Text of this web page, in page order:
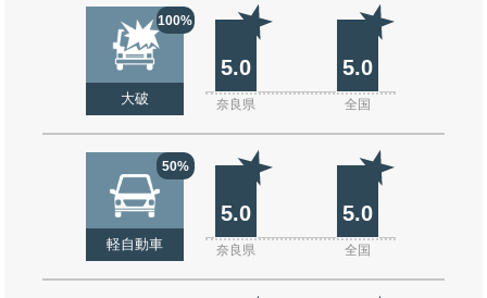
100%
大破
5.0 5.0
奈良県 全国
50%
軽自動車
5.0 5.0
奈良県 全国